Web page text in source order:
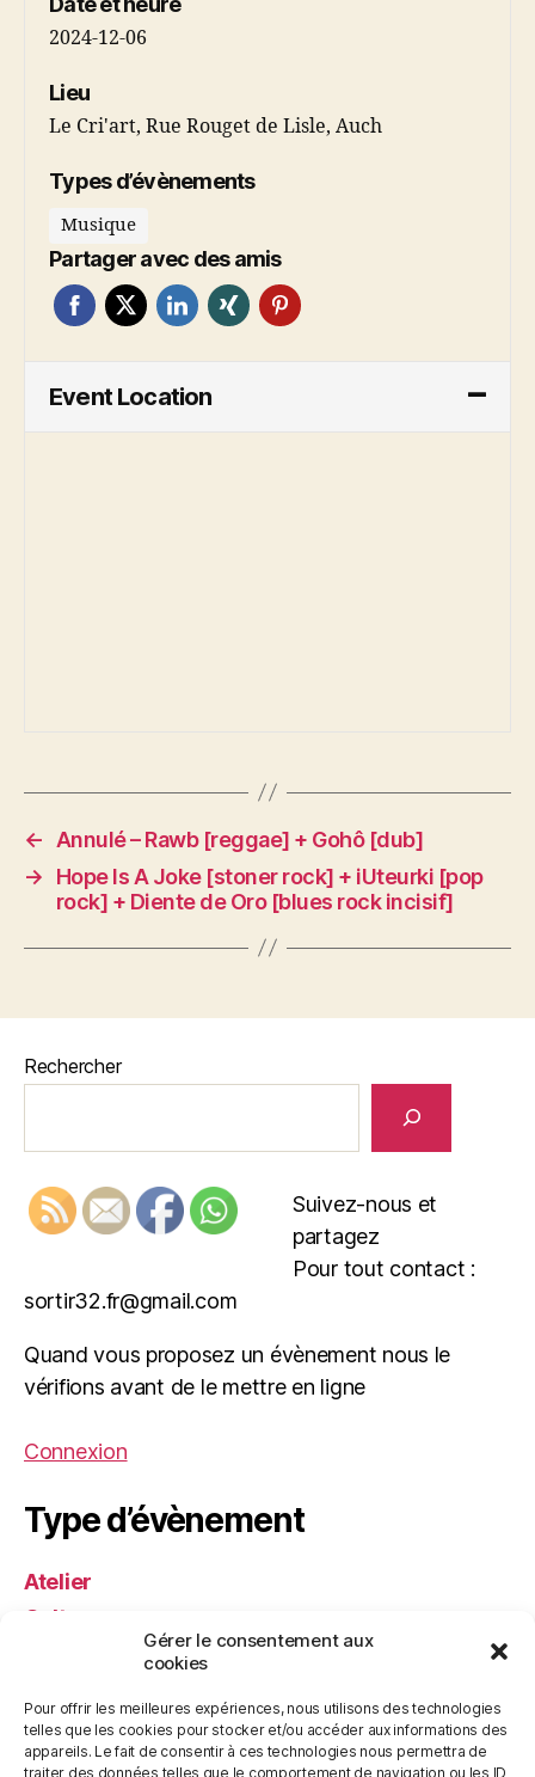
Gérer le consentement aux
cookies
Pour offrir les meilleures expériences, nous utilisons des technologies
telles que les cookies pour stocker et/ou accéder aux informations des
appareils. Le fait de consentir à ces technologies nous permettra de
traiter des données telles que le comportement de navigation ou les ID
2024-12-06
Lieu
Le Cri'art, Rue Rouget de Lisle, Auch
Types d’évènements
Musique
Partager avec des amis
Event Location
←
Annulé – Rawb [reggae] + Gohô [dub]
→
Hope Is A Joke [stoner rock] + iUteurki [pop
rock] + Diente de Oro [blues rock incisif]
Rechercher
Suivez-nous et
partagez
Pour tout contact :
sortir32.fr@gmail.com
Quand vous proposez un évènement nous le
vérifions avant de le mettre en ligne
Connexion
Type d’évènement
Atelier
Culture
Nature
Spectacle